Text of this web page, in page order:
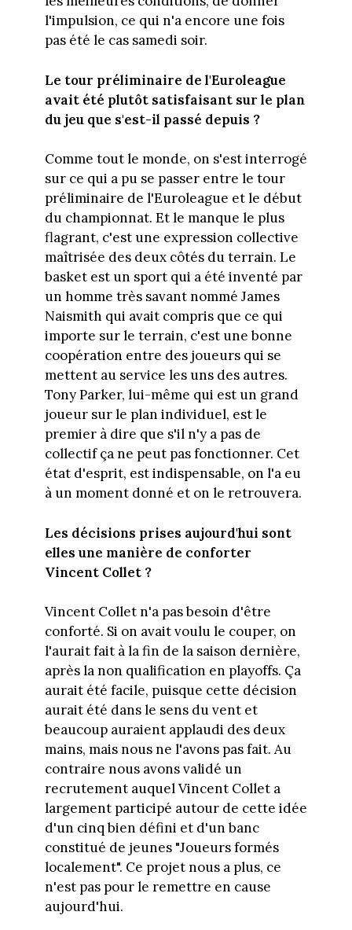
l'impulsion, ce qui n'a encore une fois
pas été le cas samedi soir.
Le tour préliminaire de l'Euroleague
avait été plutôt satisfaisant sur le plan
du jeu que s'est-il passé depuis ?
Comme tout le monde, on s'est interrogé
sur ce qui a pu se passer entre le tour
préliminaire de l'Euroleague et le début
du championnat. Et le manque le plus
flagrant, c'est une expression collective
maîtrisée des deux côtés du terrain. Le
basket est un sport qui a été inventé par
un homme très savant nommé James
Naismith qui avait compris que ce qui
importe sur le terrain, c'est une bonne
coopération entre des joueurs qui se
mettent au service les uns des autres.
Tony Parker, lui-même qui est un grand
joueur sur le plan individuel, est le
premier à dire que s'il n'y a pas de
collectif ça ne peut pas fonctionner. Cet
état d'esprit, est indispensable, on l'a eu
à un moment donné et on le retrouvera.
Les décisions prises aujourd'hui sont
elles une manière de conforter
Vincent Collet ?
Vincent Collet n'a pas besoin d'être
conforté. Si on avait voulu le couper, on
l'aurait fait à la fin de la saison dernière,
après la non qualification en playoffs. Ça
aurait été facile, puisque cette décision
aurait été dans le sens du vent et
beaucoup auraient applaudi des deux
mains, mais nous ne l'avons pas fait. Au
contraire nous avons validé un
recrutement auquel Vincent Collet a
largement participé autour de cette idée
d'un cinq bien défini et d'un banc
constitué de jeunes "Joueurs formés
localement". Ce projet nous a plus, ce
n'est pas pour le remettre en cause
aujourd'hui.